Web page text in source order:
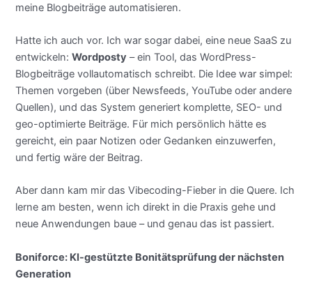
meine Blogbeiträge automatisieren.
Hatte ich auch vor. Ich war sogar dabei, eine neue SaaS zu
entwickeln:Wordposty – ein Tool, das WordPress-
Blogbeiträge vollautomatisch schreibt. Die Idee war simpel:
Themen vorgeben (über Newsfeeds, YouTube oder andere
Quellen), und das System generiert komplette, SEO- und
geo-optimierte Beiträge. Für mich persönlich hätte es
gereicht, ein paar Notizen oder Gedanken einzuwerfen,
und fertig wäre der Beitrag.
Aber dann kam mir das Vibecoding-Fieber in die Quere. Ich
lerne am besten, wenn ich direkt in die Praxis gehe und
neue Anwendungen baue – und genau das ist passiert.
Boniforce: KI-gestützte Bonitätsprüfung der nächsten
Generation